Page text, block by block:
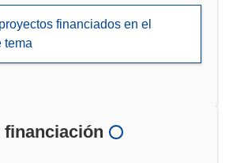
financiados en el
tema
financiación